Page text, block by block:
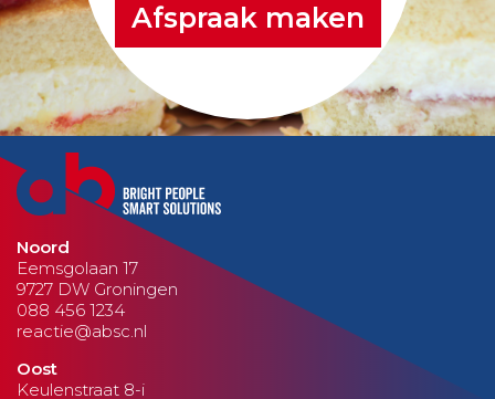
Afspraak maken
Noord
Eemsgolaan 17
9727 DW Groningen
088 456 1234
reactie@absc.nl
Oost
Keulenstraat 8-i